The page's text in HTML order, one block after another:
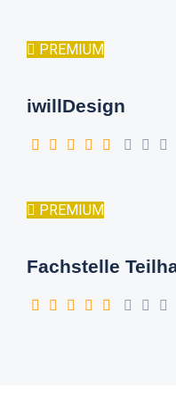
PREMIUM
iwillDesign
PREMIUM
Fachstelle